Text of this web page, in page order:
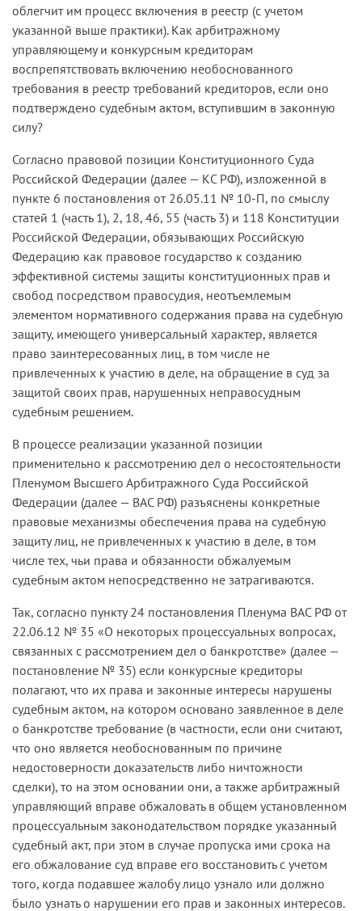
облегчит им процесс включения в реестр (с учетом
указанной выше практики). Как арбитражному
управляющему и конкурсным кредиторам
воспрепятствовать включению необоснованного
требования в реестр требований кредиторов, если оно
подтверждено судебным актом, вступившим в законную
силу?
Согласно правовой позиции Конституционного Суда
Российской Федерации (далее — КС РФ), изложенной в
пункте 6 постановления от 26.05.11 № 10-П, по смыслу
статей 1 (часть 1), 2, 18, 46, 55 (часть 3) и 118 Конституции
Российской Федерации, обязывающих Российскую
Федерацию как правовое государство к созданию
эффективной системы защиты конституционных прав и
свобод посредством правосудия, неотъемлемым
элементом нормативного содержания права на судебную
защиту, имеющего универсальный характер, является
право заинтересованных лиц, в том числе не
привлеченных к участию в деле, на обращение в суд за
защитой своих прав, нарушенных неправосудным
судебным решением.
В процессе реализации указанной позиции
применительно к рассмотрению дел о несостоятельности
Пленумом Высшего Арбитражного Суда Российской
Федерации (далее — ВАС РФ) разъяснены конкретные
правовые механизмы обеспечения права на судебную
защиту лиц, не привлеченных к участию в деле, в том
числе тех, чьи права и обязанности обжалуемым
судебным актом непосредственно не затрагиваются.
Так, согласно пункту 24 постановления Пленума ВАС РФ от
22.06.12 № 35 «О некоторых процессуальных вопросах,
связанных с рассмотрением дел о банкротстве» (далее —
постановление № 35) если конкурсные кредиторы
полагают, что их права и законные интересы нарушены
судебным актом, на котором основано заявленное в деле
о банкротстве требование (в частности, если они считают,
что оно является необоснованным по причине
недостоверности доказательств либо ничтожности
сделки), то на этом основании они, а также арбитражный
управляющий вправе обжаловать в общем установленном
процессуальным законодательством порядке указанный
судебный акт, при этом в случае пропуска ими срока на
его обжалование суд вправе его восстановить с учетом
того, когда подавшее жалобу лицо узнало или должно
было узнать о нарушении его прав и законных интересов.